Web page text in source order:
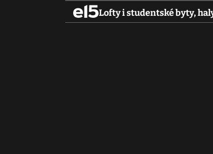
Lofty i studentské byty,